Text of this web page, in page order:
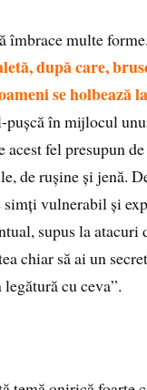
îmbrace multe
după care,
se holbează
pușcă în mijlocul
acest fel presupun
de rușine și jenă.
vulnerabil și
supus la atacuri
chiar să ai un
cu ceva”.